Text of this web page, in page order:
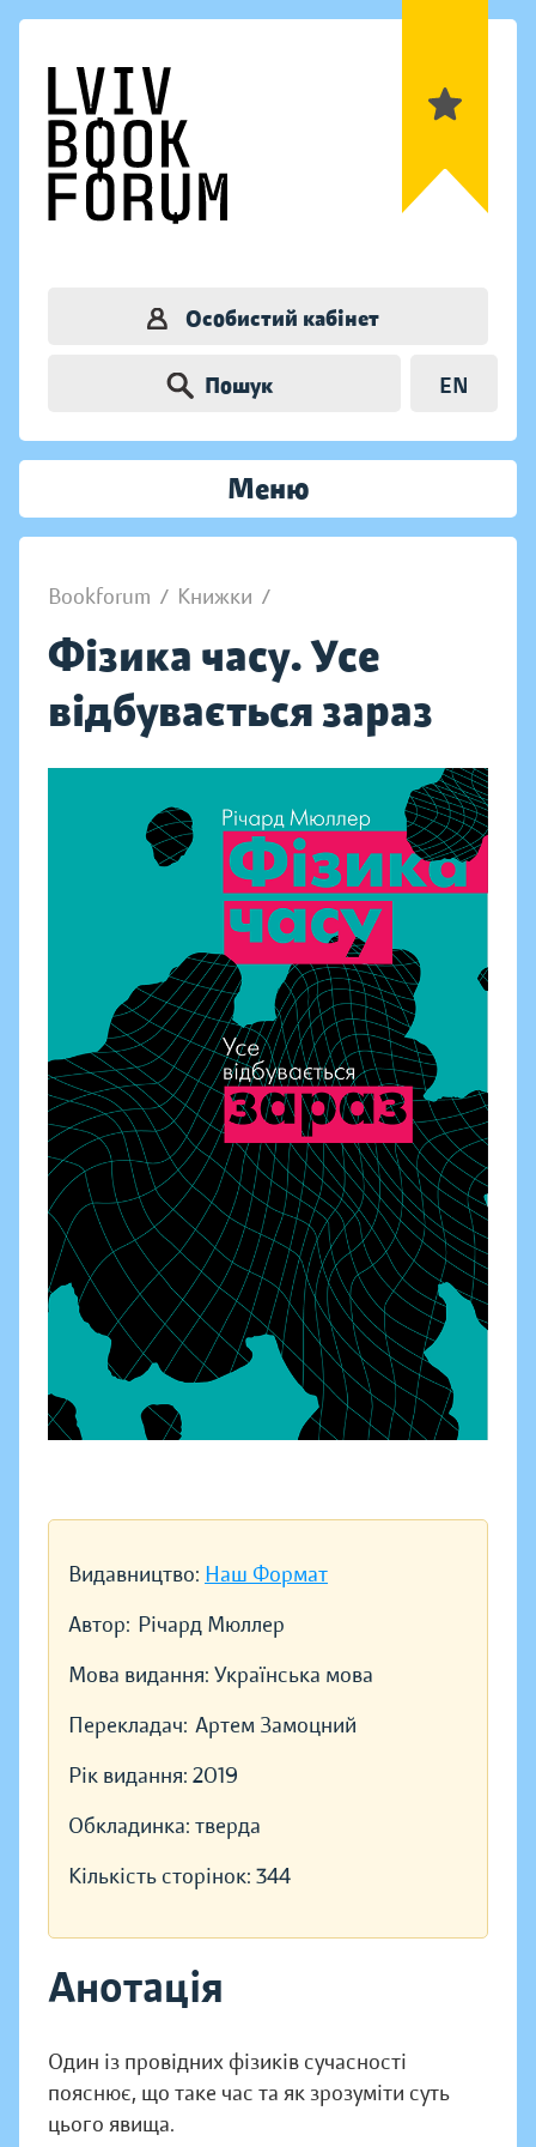
Особистий кабінет
Пошук EN
Меню
Bookforum / Книжки /
Фізика часу. Усе
відбувається зараз
Видавництво: Наш Формат
Автор: Річард Мюллер
Мова видання: Українська мова
Перекладач: Артем Замоцний
Рік видання: 2019
Обкладинка: тверда
Кількість сторінок: 344
Анотація
Один із провідних фізиків сучасності
пояснює, що таке час та як зрозуміти суть
цього явища.